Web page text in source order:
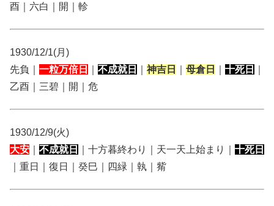
酉｜六白｜開｜軫
1930/12/1(月)
先負｜ 一粒万倍日 不成就日 神吉日 母倉日 十死日
乙酉｜三碧｜開｜危
1930/12/9(火)
大安
不成就日 ｜十方暮終わり｜天一天上始まり｜ 十死日
｜重日｜復日｜癸巳｜四緑｜執｜觜